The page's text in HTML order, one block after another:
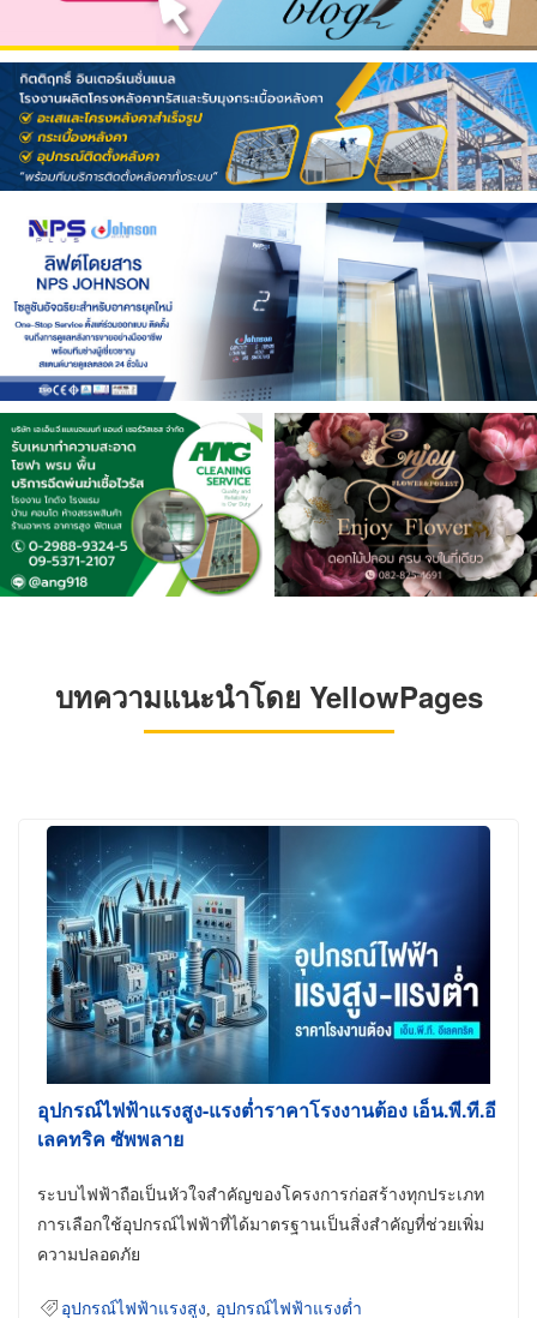
บทความแนะนำโดย YellowPages
อุปกรณ์ไฟฟ้าแรงสูง-แรงต่ำราคาโรงงานต้อง เอ็น.พี.ที.อี
เลคทริค ซัพพลาย
ระบบไฟฟ้าถือเป็นหัวใจสำคัญของโครงการก่อสร้างทุกประเภท
การเลือกใช้อุปกรณ์ไฟฟ้าที่ได้มาตรฐานเป็นสิ่งสำคัญที่ช่วยเพิ่ม
ความปลอดภัย
อุปกรณ์ไฟฟ้าแรงสูง อุปกรณ์ไฟฟ้าแรงต่ำ